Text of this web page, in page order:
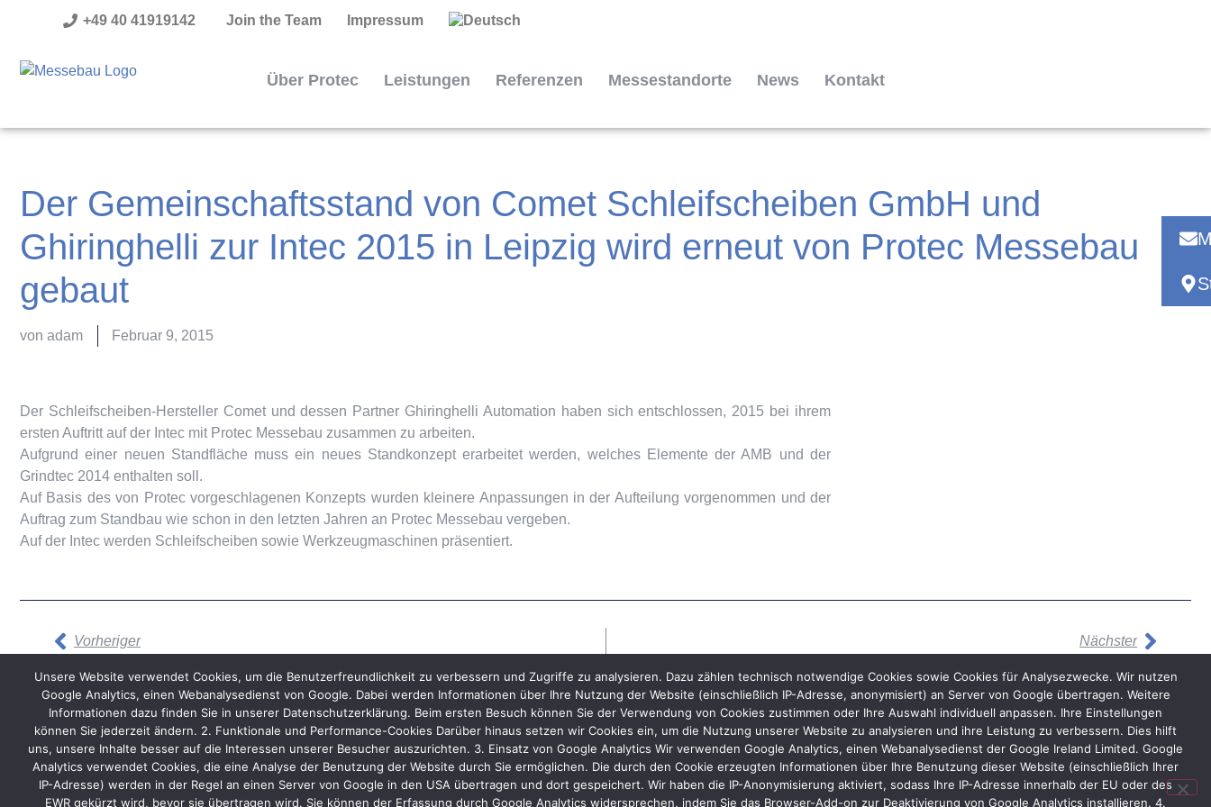
+49 40 41919142 Join the Team Impressum
Über Protec Leistungen Referenzen Messestandorte News Kontakt
Der Gemeinschaftsstand von Comet Schleifscheiben GmbH und
Ghiringhelli zur Intec 2015 in Leipzig wird erneut von Protec Messebau
gebaut
von adam Februar 9, 2015
Der Schleifscheiben-Hersteller Comet und dessen Partner Ghiringhelli Automation haben sich entschlossen, 2015 bei ihrem
ersten Auftritt auf der Intec mit Protec Messebau zusammen zu arbeiten.
Aufgrund einer neuen Standfläche muss ein neues Standkonzept erarbeitet werden, welches Elemente der AMB und der
Grindtec 2014 enthalten soll.
Auf Basis des von Protec vorgeschlagenen Konzepts wurden kleinere Anpassungen in der Aufteilung vorgenommen und der
Auftrag zum Standbau wie schon in den letzten Jahren an Protec Messebau vergeben.
Auf der Intec werden Schleifscheiben sowie Werkzeugmaschinen präsentiert.
Vorheriger Nächster
Start Kontakt AGB Datenschutz Impressum
Unsere Website verwendet Cookies, um die Benutzerfreundlichkeit zu verbessern und Zugriffe zu analysieren. Dazu zählen technisch notwendige Cookies sowie Cookies für Analysezwecke. Wir nutzen
Google Analytics, einen Webanalysedienst von Google. Dabei werden Informationen über Ihre Nutzung der Website (einschließlich IP-Adresse, anonymisiert) an Server von Google übertragen. Weitere
Informationen dazu finden Sie in unserer Datenschutzerklärung. Beim ersten Besuch können Sie der Verwendung von Cookies zustimmen oder Ihre Auswahl individuell anpassen. Ihre Einstellungen
können Sie jederzeit ändern. 2. Funktionale und Performance-Cookies Darüber hinaus setzen wir Cookies ein, um die Nutzung unserer Website zu analysieren und ihre Leistung zu verbessern. Dies hilft
uns, unsere Inhalte besser auf die Interessen unserer Besucher auszurichten. 3. Einsatz von Google Analytics Wir verwenden Google Analytics, einen Webanalysedienst der Google Ireland Limited. Google
Analytics verwendet Cookies, die eine Analyse der Benutzung der Website durch Sie ermöglichen. Die durch den Cookie erzeugten Informationen über Ihre Benutzung dieser Website (einschließlich Ihrer
IP-Adresse) werden in der Regel an einen Server von Google in den USA übertragen und dort gespeichert. Wir haben die IP-Anonymisierung aktiviert, sodass Ihre IP-Adresse innerhalb der EU oder des
EWR gekürzt wird, bevor sie übertragen wird. Sie können der Erfassung durch Google Analytics widersprechen, indem Sie das Browser-Add-on zur Deaktivierung von Google Analytics installieren. 4.